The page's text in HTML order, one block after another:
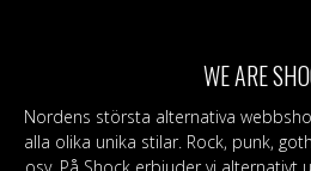
WE ARE
Nordens största alternativa
alla olika unika stilar. Rock, punk,